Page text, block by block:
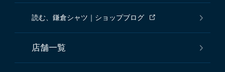
読む、鎌倉シャツ｜ショップブログ
店舗一覧